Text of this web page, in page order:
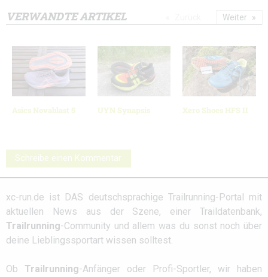
VERWANDTE ARTIKEL
Asics Novablast 5 UYN Synapsis Xero Shoes HFS II
Weiter
Schreibe einen Kommentar
xc-run.de ist DAS deutschsprachige Trailrunning-Portal mit
aktuellen News aus der Szene, einer Traildatenbank,
Trailrunning-Community und allem was du sonst noch über
deine Lieblingssportart wissen solltest.
Ob Trailrunning-Anfänger oder Profi-Sportler, wir haben